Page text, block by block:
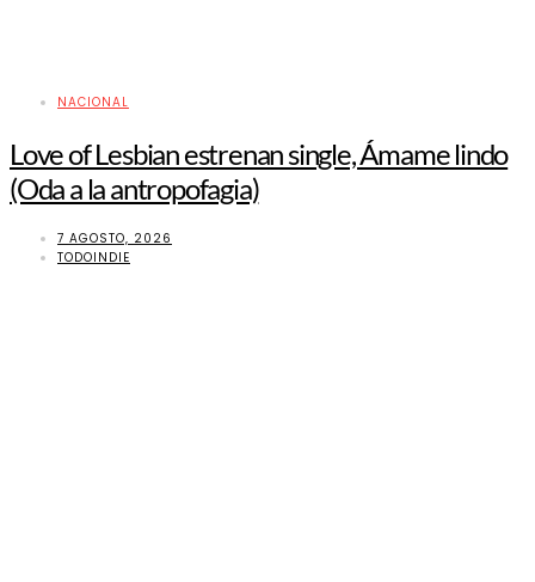
NACIONAL
Love of Lesbian estrenan single, Ámame lindo
(Oda a la antropofagia)
7 AGOSTO, 2026
TODOINDIE